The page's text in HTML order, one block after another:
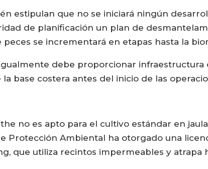
estipulan que no se iniciará ningún
de planificación un plan de
peces se incrementará en etapas hasta la
debe proporcionar
base costera antes del inicio de las
no es apto para el cultivo estándar en
Protección Ambiental ha otorgado una
que utiliza recintos impermeables y atrapa